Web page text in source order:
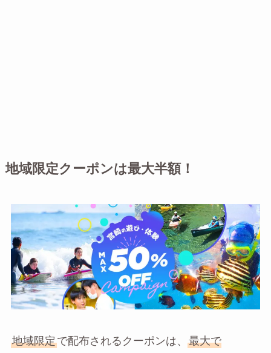
地域限定クーポンは最大半額！
地域限定で配布されるクーポンは、 最大で